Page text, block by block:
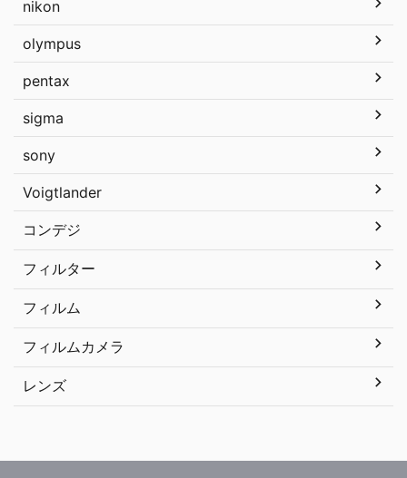
nikon
olympus
pentax
sigma
sony
Voigtlander
コンデジ
フィルター
フィルム
フィルムカメラ
レンズ